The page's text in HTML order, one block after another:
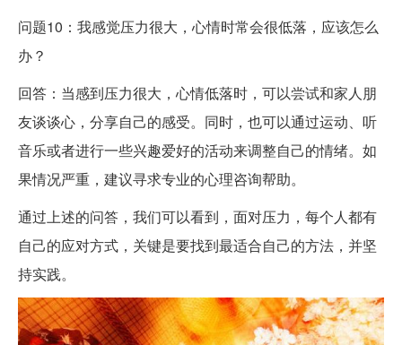
问题10：我感觉压力很大，心情时常会很低落，应该怎么
办？
回答：当感到压力很大，心情低落时，可以尝试和家人朋
友谈谈心，分享自己的感受。同时，也可以通过运动、听
音乐或者进行一些兴趣爱好的活动来调整自己的情绪。如
果情况严重，建议寻求专业的心理咨询帮助。
通过上述的问答，我们可以看到，面对压力，每个人都有
自己的应对方式，关键是要找到最适合自己的方法，并坚
持实践。